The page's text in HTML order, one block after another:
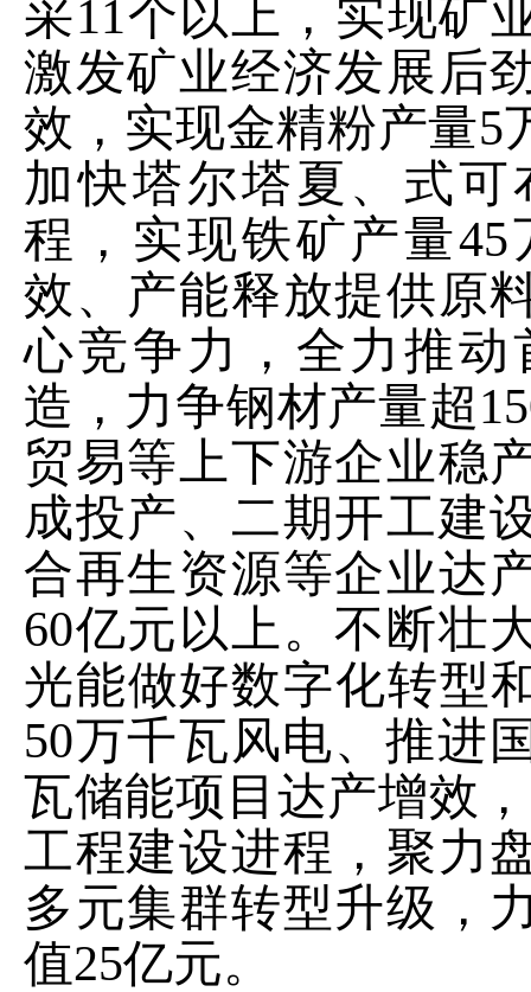
采11个以上，实现矿
激发矿业经济发展 后
效，实现金精粉产量5
加快塔尔塔夏、 式可
程，实现铁矿产量45
效、产能释放提供原
心竞争力， 全力推动
造， 力争钢材产量超
贸易等上下游企业稳
成投产、二期开工建
合再生资源等企业达
60亿元以上。不断壮
光能做好数字化转型
50万千瓦风电、推进
瓦储能项目 达产增效，
工程建设进程，聚力
多元集群转型升级，
值25亿元。